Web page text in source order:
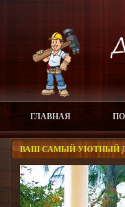
ГЛАВНАЯ
ВАШ САМЫЙ УЮТНЫЙ